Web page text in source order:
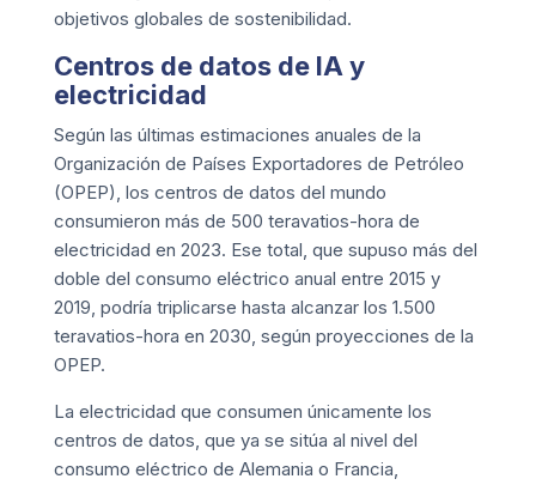
objetivos globales de sostenibilidad.
Centros de datos de IA y
electricidad
Según las últimas estimaciones anuales de la
Organización de Países Exportadores de Petróleo
(OPEP), los centros de datos del mundo
consumieron más de 500 teravatios-hora de
electricidad en 2023. Ese total, que supuso más del
doble del consumo eléctrico anual entre 2015 y
2019, podría triplicarse hasta alcanzar los 1.500
teravatios-hora en 2030, según proyecciones de la
OPEP.
La electricidad que consumen únicamente los
centros de datos, que ya se sitúa al nivel del
consumo eléctrico de Alemania o Francia,